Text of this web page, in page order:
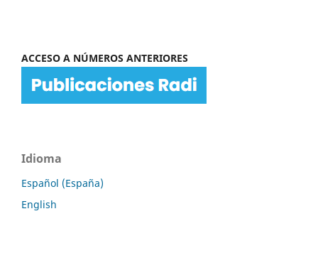
ACCESO A NÚMEROS ANTERIORES
Idioma
Español (España)
English